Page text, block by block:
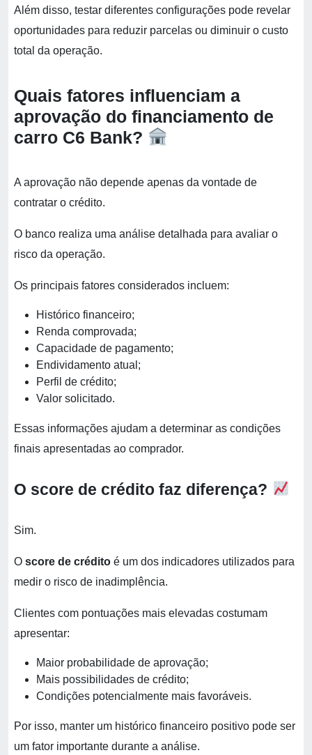
Além disso, testar diferentes configurações pode revelar
oportunidades para reduzir parcelas ou diminuir o custo
total da operação.
Quais fatores influenciam a
aprovação do financiamento de
carro C6 Bank?
A aprovação não depende apenas da vontade de
contratar o crédito.
O banco realiza uma análise detalhada para avaliar o
risco da operação.
Os principais fatores considerados incluem:
Histórico financeiro;
Renda comprovada;
Capacidade de pagamento;
Endividamento atual;
Perfil de crédito;
Valor solicitado.
Essas informações ajudam a determinar as condições
finais apresentadas ao comprador.
O score de crédito faz diferença?
Sim.
O score de crédito é um dos indicadores utilizados para
medir o risco de inadimplência.
Clientes com pontuações mais elevadas costumam
apresentar:
Maior probabilidade de aprovação;
Mais possibilidades de crédito;
Condições potencialmente mais favoráveis.
Por isso, manter um histórico financeiro positivo pode ser
um fator importante durante a análise.